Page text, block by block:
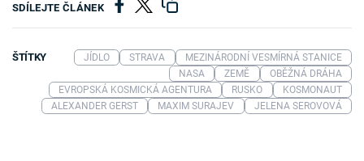
SDÍLEJTE ČLÁNEK
ŠTÍTKY JÍDLO STRAVA
MEZINÁRODNÍ VESMÍRNÁ STANICE
NASA
ZEMĚ
OBĚŽNÁ DRÁHA
EVROPSKÁ KOSMICKÁ AGENTURA
RUSKO
KOSMONAUT
ALEXANDER GERST
MAXIM SURAJEV JELENA SEROVOVÁ